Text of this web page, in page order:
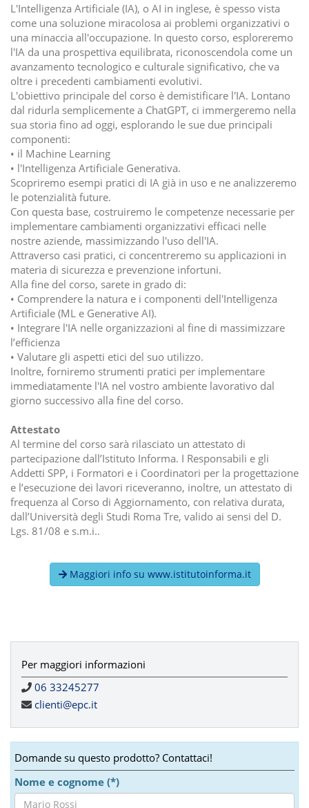
L'Intelligenza Artificiale (IA), o AI in inglese, è spesso vista
come una soluzione miracolosa ai problemi organizzativi o
una minaccia all'occupazione. In questo corso, esploreremo
l'IA da una prospettiva equilibrata, riconoscendola come un
avanzamento tecnologico e culturale significativo, che va
oltre i precedenti cambiamenti evolutivi.
L'obiettivo principale del corso è demistificare l'IA. Lontano
dal ridurla semplicemente a ChatGPT, ci immergeremo nella
sua storia fino ad oggi, esplorando le sue due principali
componenti:
• il Machine Learning
• l'Intelligenza Artificiale Generativa.
Scopriremo esempi pratici di IA già in uso e ne analizzeremo
le potenzialità future.
Con questa base, costruiremo le competenze necessarie per
implementare cambiamenti organizzativi efficaci nelle
nostre aziende, massimizzando l'uso dell'IA.
Attraverso casi pratici, ci concentreremo su applicazioni in
materia di sicurezza e prevenzione infortuni.
Alla fine del corso, sarete in grado di:
• Comprendere la natura e i componenti dell'Intelligenza
Artificiale (ML e Generative AI).
• Integrare l'IA nelle organizzazioni al fine di massimizzare
l’efficienza
• Valutare gli aspetti etici del suo utilizzo.
Inoltre, forniremo strumenti pratici per implementare
immediatamente l'IA nel vostro ambiente lavorativo dal
giorno successivo alla fine del corso.
Attestato
Al termine del corso sarà rilasciato un attestato di
partecipazione dall’Istituto Informa. I Responsabili e gli
Addetti SPP, i Formatori e i Coordinatori per la progettazione
e l’esecuzione dei lavori riceveranno, inoltre, un attestato di
frequenza al Corso di Aggiornamento, con relativa durata,
dall’Università degli Studi Roma Tre, valido ai sensi del D.
Lgs. 81/08 e s.m.i..
Maggiori info su www.istitutoinforma.it
Per maggiori informazioni
06 33245277
clienti@epc.it
Domande su questo prodotto? Contattaci!
Nome e cognome (*)